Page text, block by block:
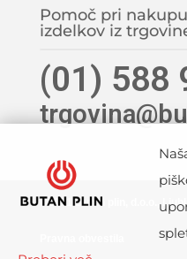
Pomoč pri nakupu
izdelkov iz
(01) 588
©2021 Butan plin, d.o.o.,